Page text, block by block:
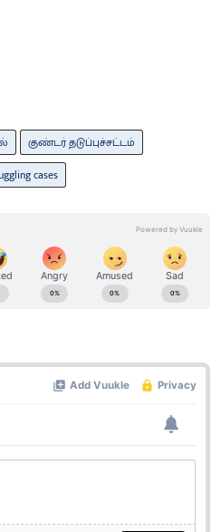
குண்டர் தடுப்புச்சட்டம்
cases